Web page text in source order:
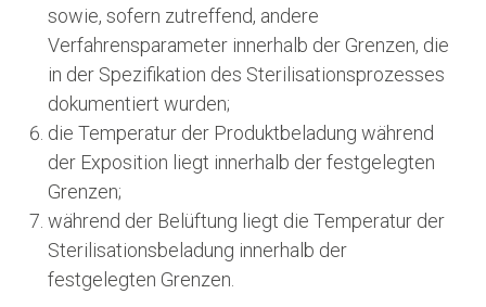
sowie, sofern zutreffend, andere
Verfahrensparameter innerhalb der Grenzen, die
in der Spezifikation des Sterilisationsprozesses
dokumentiert wurden;
die Temperatur der Produktbeladung während
der Exposition liegt innerhalb der festgelegten
Grenzen;
während der Belüftung liegt die Temperatur der
Sterilisationsbeladung innerhalb der
festgelegten Grenzen.